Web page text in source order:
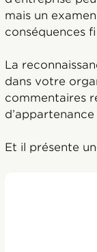
mais un
conséquences
La
dans votre
commentaires
Et il présente